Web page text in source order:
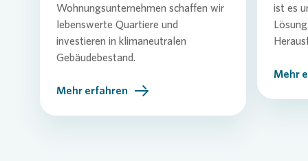
Wohnungsunternehmen schaffen wir
lebenswerte Quartiere und
investieren in klimaneutralen
Gebäudebestand.
Mehr erfahren
ist es
Mehr